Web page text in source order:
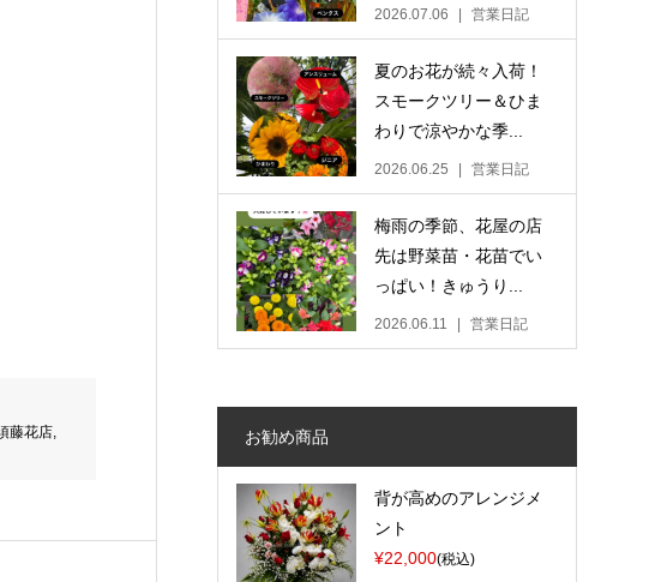
藤花店,
2026.07.06 営業日記
夏のお花が続々入荷！
スモークツリー＆ひま
わりで涼やかな季...
2026.06.25 営業日記
梅雨の季節、花屋の店
先は野菜苗・花苗でい
っぱい！きゅうり...
2026.06.11 営業日記
お勧め商品
背が高めのアレンジメ
ント
¥22,000(税込)